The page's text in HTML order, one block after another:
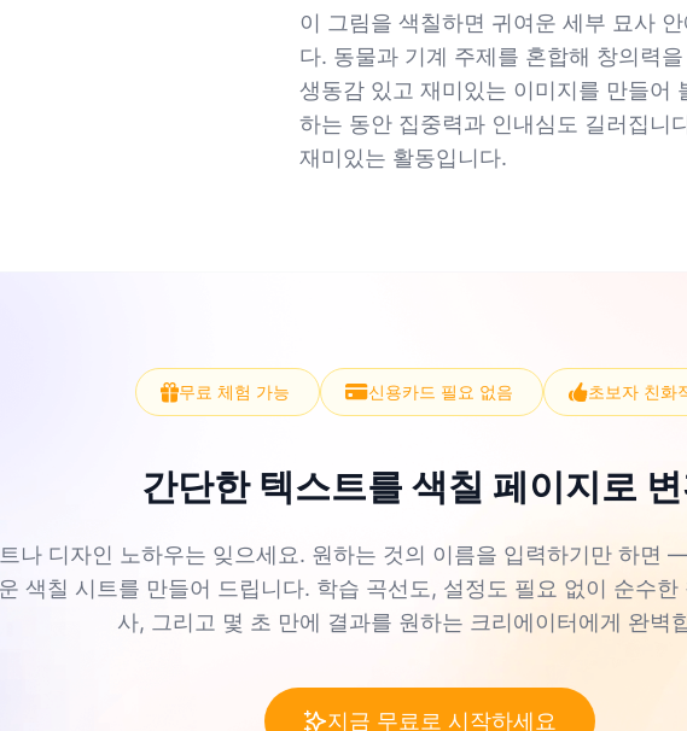
이 그림을 색칠하면 귀여운 세부 묘사
다. 동물과 기계 주제를 혼합해 창의력
생동감 있고 재미있는 이미지를 만들어
하는 동안 집중력과 인내심도 길러집니
재미있는 활동입니다.
무료 체험 가능 신용카드 필요 없음 초보자 친화
간단한 텍스트를 색칠 페이지로
나 디자인 노하우는 잊으세요. 원하는 것의 이름을 입력하기만 하
색칠 시트를 만들어 드립니다. 학습 곡선도, 설정도 필요 없이 순수
사, 그리고 몇 초 만에 결과를 원하는 크리에이터에게 완벽
지금 무료로 시작하세요